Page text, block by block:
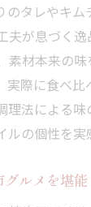
のタレやキム
夫が息づく逸
素材本来の
実際に食べ比
理法による
の個性を実
ルメを堪能